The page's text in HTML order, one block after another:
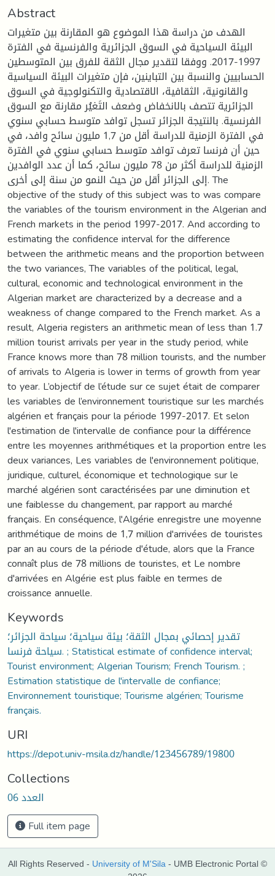
Abstract
الهدف من دراسة هذا الموضوع هو المقارنة بين متغيرات
البيئة السياحية في السوق الجزائرية والفرنسية في الفترة
1997-2017. ووفقا لتقدير مجال الثقة للفرق بين المتوسطين
الحسابيين والنسبة بين التباينين، فإن متغيرات البيئة السياسية
والقانونية، الثقافية، الاقتصادية والتكنولوجية في السوق
الجزائرية تتصف بالانخفاض وضعف التَغيُر مقارنة مع السوق
الفرنسية. بالنتيجة الجزائر تسجل توافد متوسط حسابي سنوي
في الفترة الزمنية للدراسة أقل من 1,7 مليون سائح وافد، في
حين أن فرنسا تعرف توافد متوسط حسابي سنوي في الفترة
الزمنية للدراسة أكثر من 78 مليون سائح، كما أن عدد الوافدين
إلى الجزائر أقل من حيث النمو من سنة إلى أخرى. The
objective of the study of this subject was to was compare
the variables of the tourism environment in the Algerian and
French markets in the period 1997-2017. And according to
estimating the confidence interval for the difference
between the arithmetic means and the proportion between
the two variances, The variables of the political, legal,
cultural, economic and technological environment in the
Algerian market are characterized by a decrease and a
weakness of change compared to the French market. As a
result, Algeria registers an arithmetic mean of less than 1.7
million tourist arrivals per year in the study period, while
France knows more than 78 million tourists, and the number
of arrivals to Algeria is lower in terms of growth from year
to year. L’objectif de l’étude sur ce sujet était de comparer
les variables de l’environnement touristique sur les marchés
algérien et français pour la période 1997-2017. Et selon
l'estimation de l'intervalle de confiance pour la différence
entre les moyennes arithmétiques et la proportion entre les
deux variances, Les variables de l'environnement politique,
juridique, culturel, économique et technologique sur le
marché algérien sont caractérisées par une diminution et
une faiblesse du changement, par rapport au marché
français. En conséquence, l'Algérie enregistre une moyenne
arithmétique de moins de 1,7 million d'arrivées de touristes
par an au cours de la période d'étude, alors que la France
connaît plus de 78 millions de touristes, et Le nombre
d'arrivées en Algérie est plus faible en termes de
croissance annuelle.
Keywords
تقدير إحصائي بمجال الثقة؛ بيئة سياحية؛ سياحة الجزائر؛
سياحة فرنسا. ; Statistical estimate of confidence interval;
Tourist environment; Algerian Tourism; French Tourism. ;
Estimation statistique de l'intervalle de confiance;
Environnement touristique; Tourisme algérien; Tourisme
français.
URI
https://depot.univ-msila.dz/handle/123456789/19800
Collections
العدد 06
Full item page
All Rights Reserved - University of M'Sila - UMB Electronic Portal ©